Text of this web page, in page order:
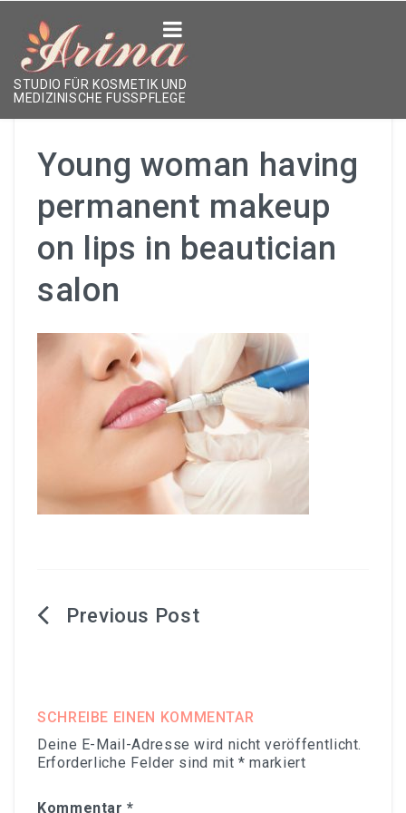
STUDIO FÜR KOSMETIK UND
MEDIZINISCHE FUSSPFLEGE
LEISTUNGEN
Kosmetikbehandlungen
Hände & Füße
Permanent Make-Up
KONTAKT
TERMIN VEREINBAREN
Young woman having
permanent makeup
on lips in beautician
salon
B
t
r
SCHREIBE EINEN KOMMENTAR
Deine E-Mail-Adresse wird nicht veröffentlicht.
Erforderliche Felder sind mit* markiert
Kommentar*